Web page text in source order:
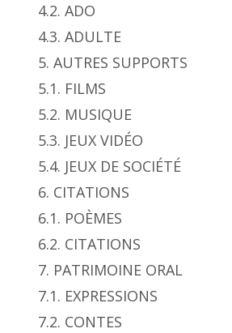
4.2. ADO
4.3. ADULTE
5. AUTRES SUPPORTS
5.1. FILMS
5.2. MUSIQUE
5.3. JEUX VIDÉO
5.4. JEUX DE SOCIÉTÉ
6. CITATIONS
6.1. POÈMES
6.2. CITATIONS
7. PATRIMOINE ORAL
7.1. EXPRESSIONS
7.2. CONTES